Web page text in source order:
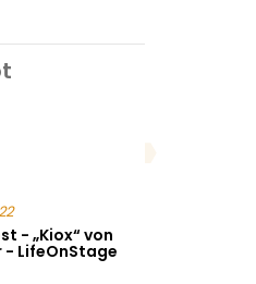
- „Kiox“ von
- LifeOnStage